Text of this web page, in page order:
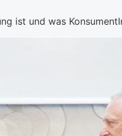
ist und was